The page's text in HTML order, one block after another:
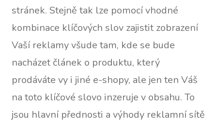
stránek. Stejně tak lze pomocí vhodné
kombinace klíčových slov zajistit zobrazení
Vaší reklamy všude tam, kde se bude
nacházet článek o produktu, který
prodáváte vy i jiné e-shopy, ale jen ten Váš
na toto klíčové slovo inzeruje v obsahu. To
jsou hlavní přednosti a výhody reklamní sítě